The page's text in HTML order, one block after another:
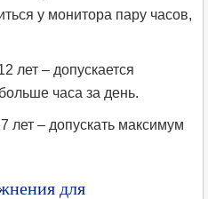
у монитора пару часов,
лет – допускается
часа за день.
лет – допускать максимум
для